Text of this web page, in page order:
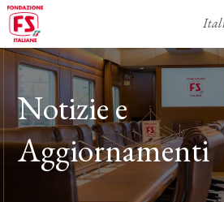
Notizie e
Aggiornamenti